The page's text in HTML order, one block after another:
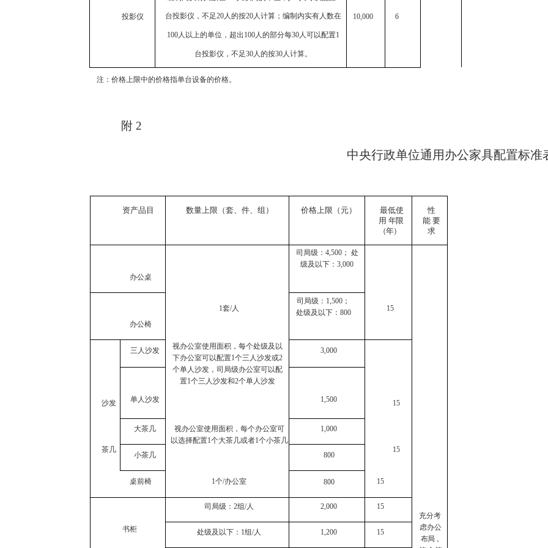
投影仪 台投影仪，不足20人的按20人计算；编制内实有人数在
100人以上的单位，超出 100人的部分每30人可以配置1
台投影仪，不足30人的按30人计算。
10,000 6
注：价格上限中的价格指单台设备的价格。
附 2
中央行政单位通用办公家具配置标准
资产品目 数量上限（套、件、组） 价格上限（元）
最低使
用 年限
（年）
性
能 要
求
办公桌
1套/人
司局级：4,500； 处
级及以下：3,000
15
充分考
虑办公
布局，
办公椅
司局级：1,500；
处级及以下：800
沙发
三人沙发
视办公室使用面积，每个处级及以
下办公室可以配置1个三人沙发或2
个单人沙发，司局级办公室可以配
置1个三人沙发和2个单人沙发
3,000
15
单人沙发 1,500
茶几
大茶几
视办公室使用面积，每个办公室可
以选择配置1个大茶几或者1个小茶几
1,000
15
小茶几 800
桌前椅 1个/办公室 800 15
书柜
司局级：2组/人 2,000 15
处级及以下：1组/人 1,200 15